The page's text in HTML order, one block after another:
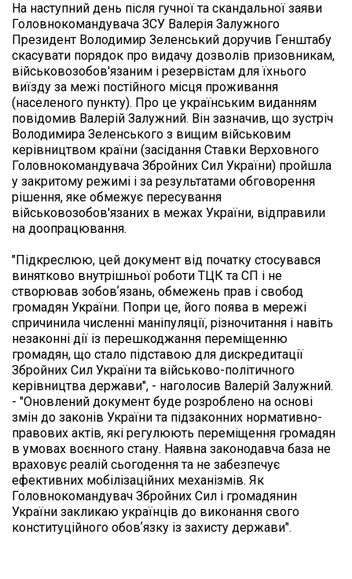
На наступний день після гучної та скандальної заяви
Головнокомандувача ЗСУ Валерія Залужного
Президент Володимир Зеленський доручив Генштабу
скасувати порядок про видачу дозволів призовникам,
військовозобов'язаним і резервістам для їхнього
виїзду за межі постійного місця проживання
(населеного пункту). Про це українським виданням
повідомив Валерій Залужний. Він зазначив, що зустріч
Володимира Зеленського з вищим військовим
керівництвом країни (засідання Ставки Верховного
Головнокомандувача Збройних Сил України) пройшла
у закритому режимі і за результатами обговорення
рішення, яке обмежує пересування
військовозобов'язаних в межах України, відправили
на доопрацювання.
"Підкреслюю, цей документ від початку стосувався
винятково внутрішньої роботи ТЦК та СП і не
створював зобовʼязань, обмежень прав і свобод
громадян України. Попри це, його поява в мережі
спричинила численні маніпуляції, різночитання і навіть
незаконні дії із перешкоджання переміщенню
громадян, що стало підставою для дискредитації
Збройних Сил України та військово-політичного
керівництва держави", - наголосив Валерій Залужний.
- "Оновлений документ буде розроблено на основі
змін до законів України та підзаконних нормативно-
правових актів, які регулюють переміщення громадян
в умовах воєнного стану. Наявна законодавча база не
враховує реалій сьогодення та не забезпечує
ефективних мобілізаційних механізмів. Як
Головнокомандувач Збройних Сил і громадянин
України закликаю українців до виконання свого
конституційного обовʼязку із захисту держави".